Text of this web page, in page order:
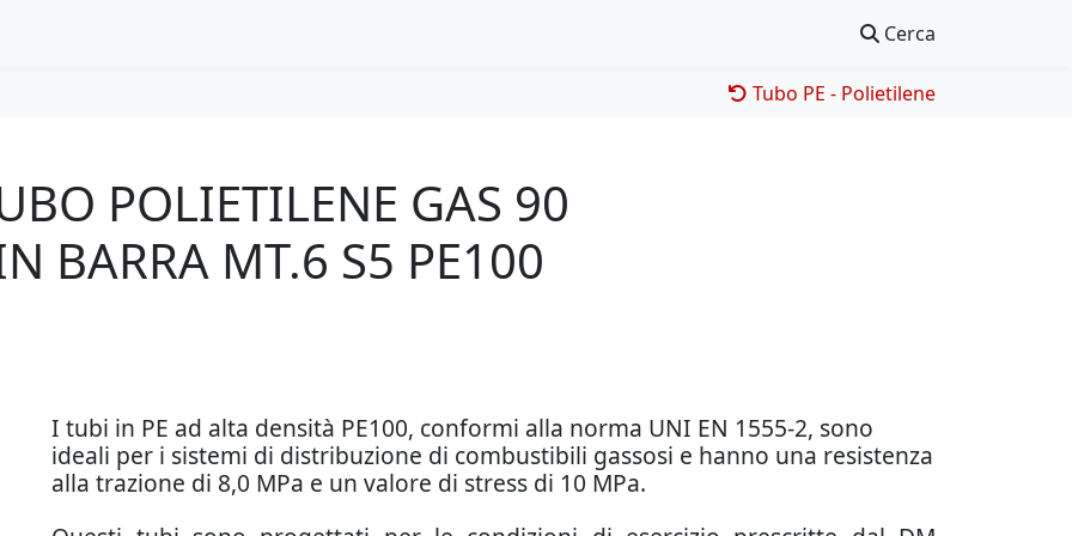
Cerca
Tubo PE - Polietilene
POLIETILENE GAS 90
BARRA MT.6 S5 PE100
I tubi in PE ad alta densità PE100, conformi alla norma UNI EN 1555-2, sono
ideali per i sistemi di distribuzione di combustibili gassosi e hanno una resistenza
alla trazione di 8,0 MPa e un valore di stress di 10 MPa.